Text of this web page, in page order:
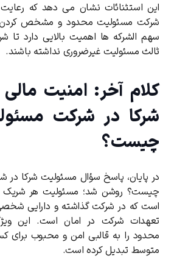
این استثنائات نشان می ‌دهد که
شرکت مسئولیت محدود و مشخص
سهم‌ الشرکه‌ ها اهمیت بالایی دارد تا
ثالث مسئولیت غیرضروری نداشته باشند.
کلام آخر: امنیت
شرکا در شرکت
چیست؟
در پایان، پاسخ سؤال مسئولیت شرکا
چیست؟ روشن شد؛ مسئولیت هر شریک
است که در شرکت گذاشته و دارایی
تعهدات شرکت در امان است. این
محدود را به قالبی امن و محبوب برای
متوسط تبدیل کرده است.